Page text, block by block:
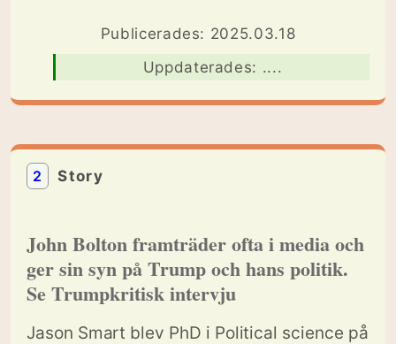
Publicerades: 2025.03.18
Uppdaterades: ....
2 Story
John Bolton framträder ofta i media och
ger sin syn på Trump och hans politik.
Se Trumpkritisk intervju
Jason Smart blev PhD i Political science på